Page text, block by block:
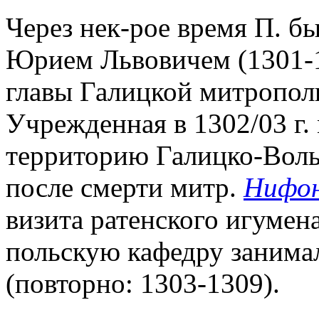
Через нек-рое время П.
Юрием Львовичем (1301-
главы Галицкой
Учрежденная в 1302/03 г.
территорию Галицко-
после смерти митр.
визита ратенского
польскую кафедру
(повторно: 1303-1309).